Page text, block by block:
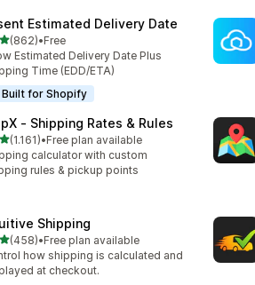
Estimated Delivery Date
stelle su 5
(862)
recensioni totali
•Free
Estimated Delivery Date Plus
Time (EDD/ETA)
Built for Shopify
‑ Shipping Rates & Rules
stelle su 5
(1.161)
recensioni totali
•Free plan available
calculator with custom
rules & pickup points
Shipping
stelle su 5
(458)
recensioni totali
•Free plan available
how shipping is calculated and
at checkout.